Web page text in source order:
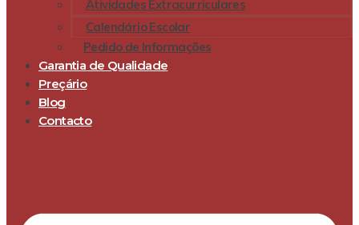
Atividades Extracurriculares
Calendário Escolar
Pedido de Informações
Garantia de Qualidade
Preçário
Blog
Contacto